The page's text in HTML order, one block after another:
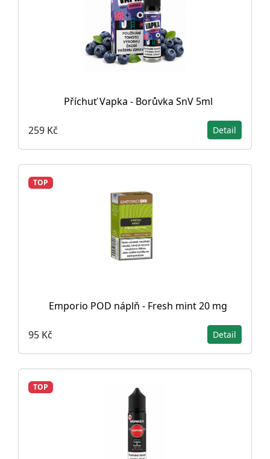
Příchuť Vapka - Borůvka SnV 5ml
259 Kč Detail
TOP
Emporio POD náplň - Fresh mint 20 mg
95 Kč Detail
TOP